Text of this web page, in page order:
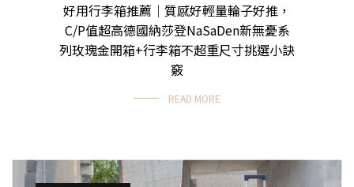
好用行李箱推薦｜質感好輕量輪子好推，
C/P值超高德國納莎登NaSaDen新無憂系
列玫瑰金開箱+行李箱不超重尺寸挑選小訣
竅
READ MORE